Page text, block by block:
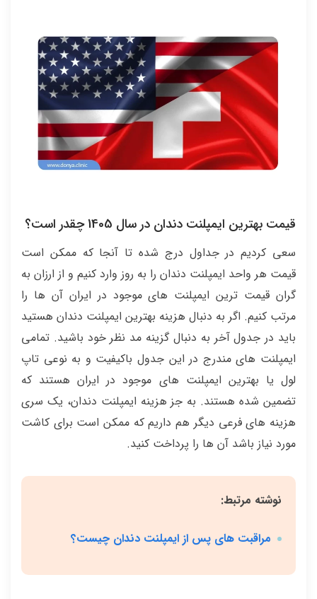
قیمت بهترین ایمپلنت دندان در سال 1405 چقدر است؟
سعی کردیم در جداول درج شده تا آنجا که ممکن است
قیمت هر واحد ایمپلنت دندان را به روز وارد کنیم و از ارزان به
گران قیمت ترین ایمپلنت های موجود در ایران آن ها را
مرتب کنیم. اگر به دنبال هزینه بهترین ایمپلنت دندان هستید
باید در جدول آخر به دنبال گزینه مد نظر خود باشید. تمامی
ایمپلنت های مندرج در این جدول باکیفیت و به نوعی تاپ
لول یا بهترین ایمپلنت های موجود در ایران هستند که
تضمین شده هستند. به جز هزینه ایمپلنت دندان، یک سری
هزینه های فرعی دیگر هم داریم که ممکن است برای کاشت
مورد نیاز باشد آن ها را پرداخت کنید.
نوشته مرتبط:
مراقبت های پس از ایمپلنت دندان چیست؟